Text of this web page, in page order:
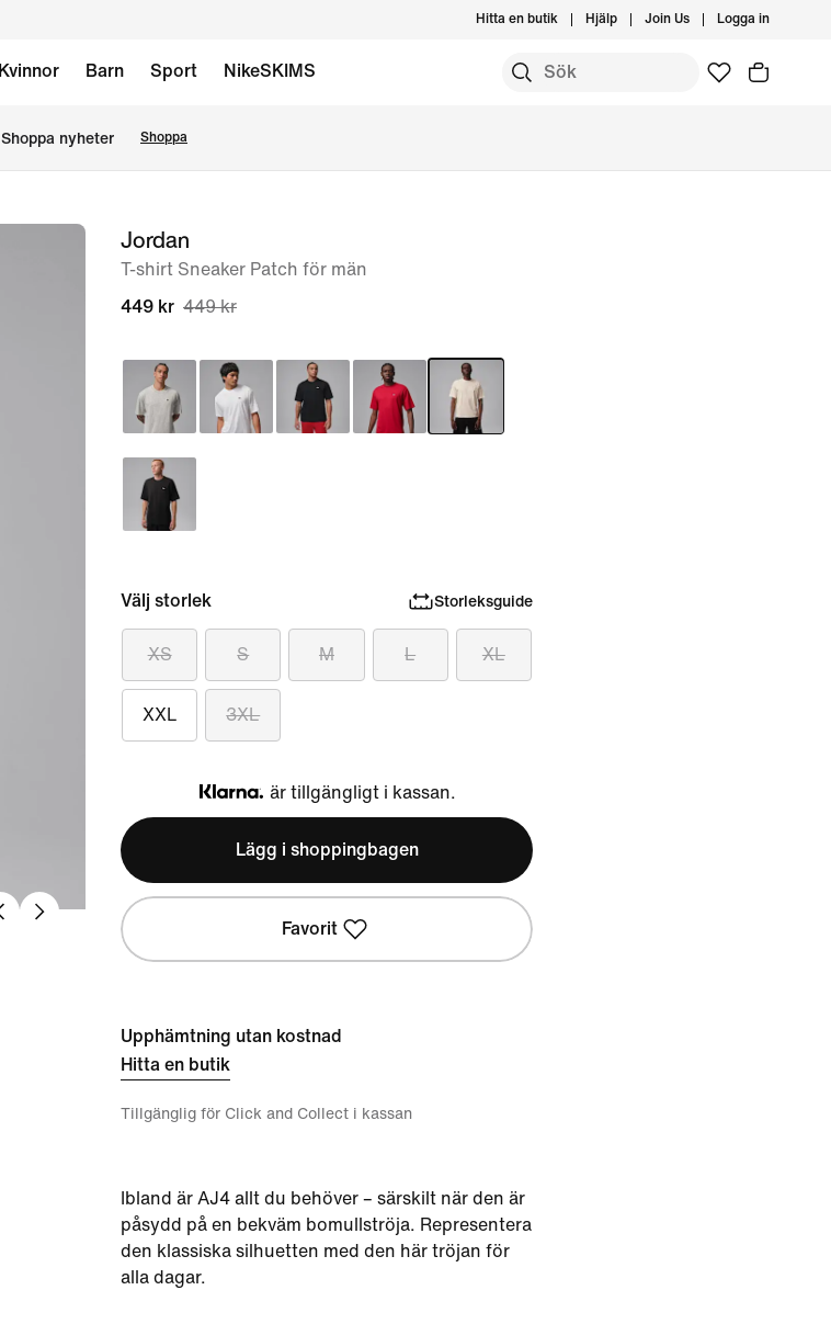
Hitta en butik Hjälp Join Us Logga in
Kvinnor Barn Sport NikeSKIMS
Shoppa nyheter Shoppa
Jordan
T-shirt Sneaker Patch för män
449 kr 449 kr
Välj storlek Storleksguide
XS S M L XL
XXL 3XL
Klarna
är tillgängligt i kassan.
Lägg i shoppingbagen
Favorit
Upphämtning utan kostnad
Hitta en butik
Tillgänglig för Click and Collect i kassan
Ibland är AJ4 allt du behöver – särskilt när den är
påsydd på en bekväm bomullströja. Representera
den klassiska silhuetten med den här tröjan för
alla dagar.